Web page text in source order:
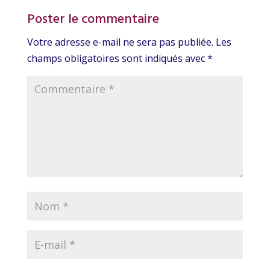
Poster le commentaire
Votre adresse e-mail ne sera pas publiée. Les
champs obligatoires sont indiqués avec*